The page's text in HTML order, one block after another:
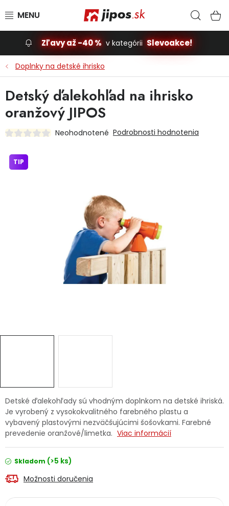
Slevoakce
Stavba, dom
Dielňa
Príslušenstvo pre automobily
Vybavenie a hračky pre deti
Ochranné pracovné pomôcky
Servis náradia Hodnotenie obchodu
Doprava a platba Váš zákaznícky účet
Zľavy až -40 % v kategórii Slevoakce!
Doplnky na detské ihrisko
Detské ďalekohľady sú vhodným doplnkom na detské ihriská.
Je vyrobený z vysokokvalitného farebného plastu a
vybavený plastovými nezväčšujúcimi šošovkami. Farebné
prevedenie oranžové/limetka. Viac informácií
Skladom (>5 ks)
Možnosti doručenia
Detský ďalekohľad na ihrisko
oranžový JIPOS
Neohodnotené Podrobnosti hodnotenia
TIP